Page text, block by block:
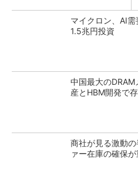
マイクロン、AI
1.5兆円投資
中国最大の
産とHBM開発で
商社が見る激動
ァー在庫の確保が